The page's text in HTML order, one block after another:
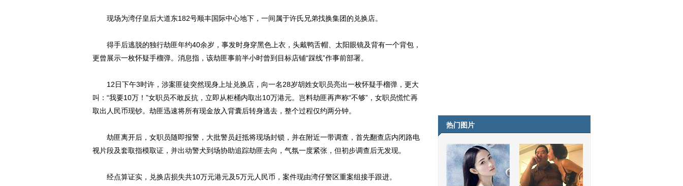
现场为湾仔皇后大道东182号顺丰国际中心地下，一间属于许氏兄弟找换集团的兑换店。
得手后逃脱的独行劫匪年约40余岁，事发时身穿黑色上衣，头戴鸭舌帽、太阳眼镜及背有一个背包，
更曾展示一枚怀疑手榴弹。消息指，该劫匪事前半小时曾到目标店铺“踩线”作事前部署。
12日下午3时许，涉案匪徒突然现身上址兑换店，向一名28岁胡姓女职员亮出一枚怀疑手榴弹，更大
叫：“我要10万！”女职员不敢反抗，立即从柜桶内取出10万港元。岂料劫匪再声称“不够”，女职员慌忙再
取出人民币现钞。劫匪迅速将所有现金放入背囊后转身逃去，整个过程仅约两分钟。
劫匪离开后，女职员随即报警，大批警员赶抵将现场封锁，并在附近一带调查，首先翻查店内闭路电
视片段及套取指模取证，并出动警犬到场协助追踪劫匪去向，气氛一度紧张，但初步调查后无发现。
经点算证实，兑换店损失共10万元港元及5万元人民币，案件现由湾仔警区重案组接手跟进。
热门图片